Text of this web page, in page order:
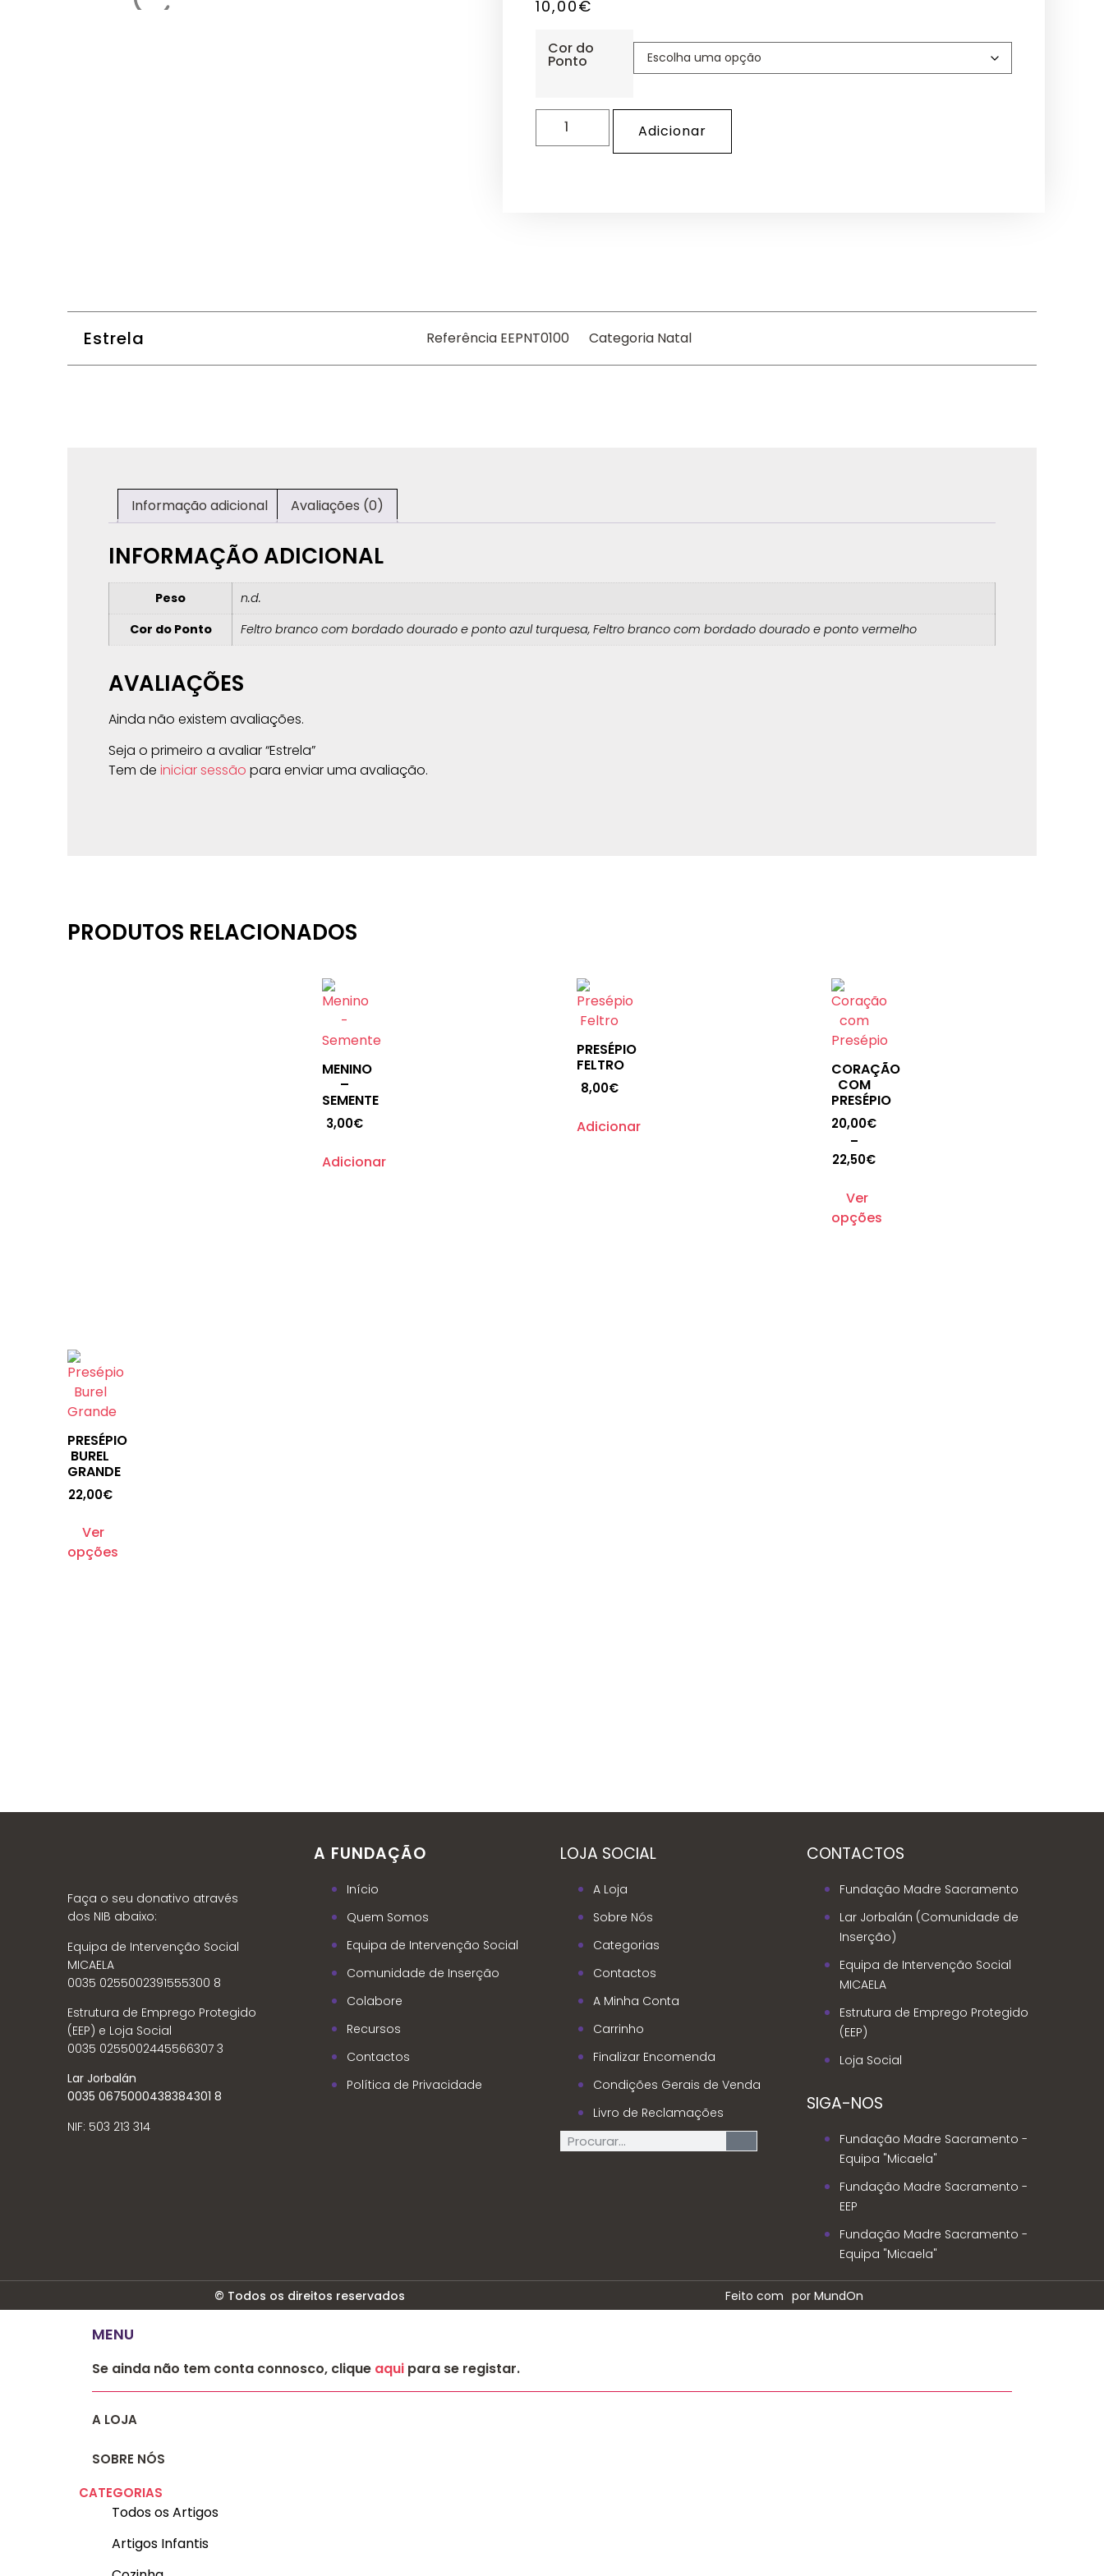
10,00€
Cor do
Ponto
Adicionar
Estrela Referência EEPNT0100 Categoria Natal
Informação adicional Avaliações (0)
INFORMAÇÃO ADICIONAL
Peso
n.d.
Cor do Ponto
Feltro branco com bordado dourado e ponto azul turquesa, Feltro branco com bordado dourado e ponto vermelho
AVALIAÇÕES
Ainda não existem avaliações.
Seja o primeiro a avaliar “Estrela”
Tem de iniciar sessão para enviar uma avaliação.
PRODUTOS RELACIONADOS
MENINO
–
SEMENTE
3,00€
Adicionar
PRESÉPIO
FELTRO
8,00€
Adicionar
CORAÇÃO
COM
PRESÉPIO
20,00€
–
22,50€
Ver
opções
PRESÉPIO
BUREL
GRANDE
22,00€
Ver
opções
Faça o seu donativo através
dos NIB abaixo:
Equipa de Intervenção Social
MICAELA
0035 0255002391555300 8
Estrutura de Emprego Protegido
(EEP) e Loja Social
0035 0255002445566307 3
Lar Jorbalán
0035 0675000438384301 8
NIF: 503 213 314
A FUNDAÇÃO
Início
Quem Somos
Equipa de Intervenção Social
Comunidade de Inserção
Colabore
Recursos
Contactos
Política de Privacidade
LOJA SOCIAL
A Loja
Sobre Nós
Categorias
Contactos
A Minha Conta
Carrinho
Finalizar Encomenda
Condições Gerais de Venda
Livro de Reclamações
CONTACTOS
Fundação Madre Sacramento
Lar Jorbalán (Comunidade de
Inserção)
Equipa de Intervenção Social
MICAELA
Estrutura de Emprego Protegido
(EEP)
Loja Social
SIGA-NOS
Fundação Madre Sacramento -
Equipa "Micaela"
Fundação Madre Sacramento -
EEP
Fundação Madre Sacramento -
Equipa "Micaela"
© Todos os direitos reservados Feito com por MundOn
MENU
Se ainda não tem conta connosco, clique aqui para se registar.
A LOJA
SOBRE NÓS
CATEGORIAS
Todos os Artigos
Artigos Infantis